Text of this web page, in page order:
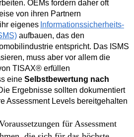
OEMs fordern daher oft
von ihren Partnern
eigenes Informationssicherheits-
aufbauen, das den
entspricht. Das ISMS
muss aber vor allem die
TISAX® erfüllen
eine Selbstbewertung nach
Ergebnisse sollten dokumentiert
Assessment Levels bereitgehalten
für Assessment